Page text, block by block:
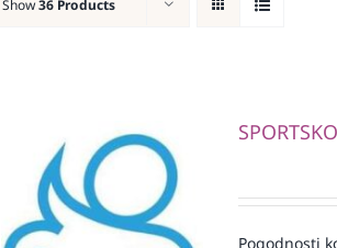
Show36 Products
Pogodnosti